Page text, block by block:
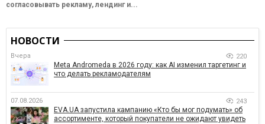
согласовывать рекламу, лендинг и...
НОВОСТИ
Вчера 220
Meta Andromeda в 2026 году: как AI изменил таргетинг и
что делать рекламодателям
07.08.2026 243
EVA.UA запустила кампанию «Кто бы мог подумать» об
ассортименте, который покупатели не ожидают увидеть